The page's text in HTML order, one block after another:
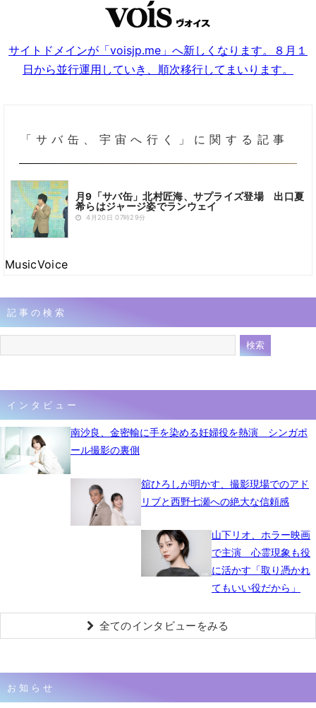
サイトドメインが「voisjp.me」へ新しくなります。８月１
日から並行運用していき、順次移行してまいります。
「サバ缶、宇宙へ行く」に関する記事
月9「サバ缶」北村匠海、サプライズ登場 出口夏
希らはジャージ姿でランウェイ
4月20日 07時29分
MusicVoice
記事の検索
インタビュー
南沙良、金密輸に手を染める妊婦役を熱演 シンガポ
ール撮影の裏側
舘ひろしが明かす、撮影現場でのアド
リブと西野七瀬への絶大な信頼感
山下リオ、ホラー映画
で主演 心霊現象も役
に活かす「取り憑かれ
てもいい役だから」
全てのインタビューをみる
お知らせ